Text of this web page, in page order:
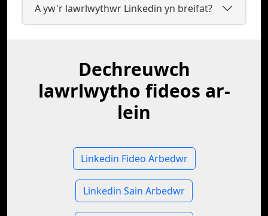
A yw'r lawrlwythwr Linkedin yn breifat?
Dechreuwch
lawrlwytho fideos ar-
lein
Linkedin Fideo Arbedwr
Linkedin Sain Arbedwr